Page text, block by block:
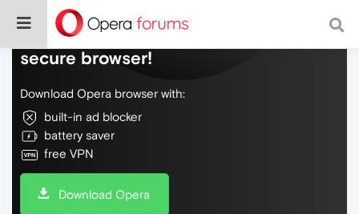
Do more on the web, with a fast and
secure browser!
Download Opera browser with:
built-in ad blocker
battery saver
free VPN
Download Opera